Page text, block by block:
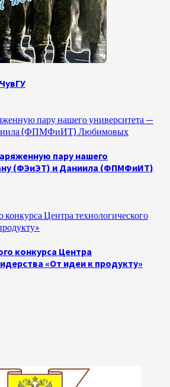
пару нашего университета —
(ФПМФиИТ) Любимовых
пару нашего
(ФЭиЭТ) и Даниила (ФПМФиИТ)
Центра технологического
конкурса Центра
«От идеи к продукту»